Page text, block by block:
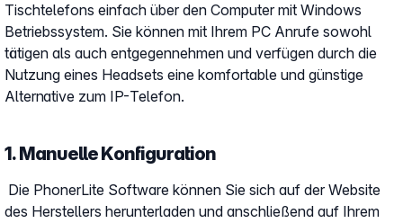
Tischtelefons einfach über den Computer mit Windows
Betriebssystem. Sie können mit Ihrem PC Anrufe sowohl
tätigen als auch entgegennehmen und verfügen durch die
Nutzung eines Headsets eine komfortable und günstige
Alternative zum IP-Telefon.
1. Manuelle Konfiguration
Die PhonerLite Software können Sie sich auf der Website
des Herstellers herunterladen und anschließend auf Ihrem